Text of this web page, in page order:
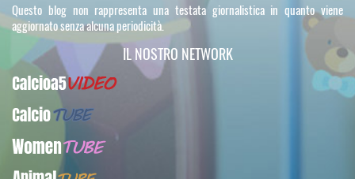
Questo blog non rappresenta una testata giornalistica in quanto viene
aggiornato senza alcuna periodicità.
IL NOSTRO NETWORK
Calcioa5Video